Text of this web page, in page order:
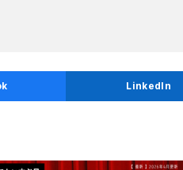
LinkedIn